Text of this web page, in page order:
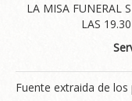
LA MISA FUNERAL
LAS
Fuente extraida de